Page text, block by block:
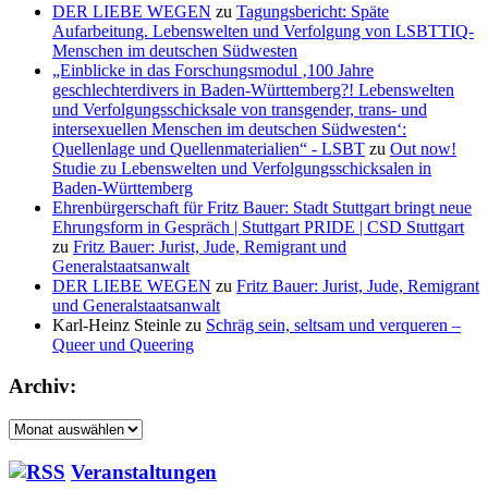
DER LIEBE WEGEN zu Tagungsbericht: Späte
Aufarbeitung. Lebenswelten und Verfolgung von LSBTTIQ-
Menschen im deutschen Südwesten
„Einblicke in das Forschungsmodul ‚100 Jahre
geschlechterdivers in Baden-Württemberg?! Lebenswelten
und Verfolgungsschicksale von transgender, trans- und
intersexuellen Menschen im deutschen Südwesten‘:
Quellenlage und Quellenmaterialien“ - LSBT zu Out now!
Studie zu Lebenswelten und Verfolgungsschicksalen in
Baden-Württemberg
Ehrenbürgerschaft für Fritz Bauer: Stadt Stuttgart bringt neue
Ehrungsform in Gespräch | Stuttgart PRIDE | CSD Stuttgart
zu Fritz Bauer: Jurist, Jude, Remigrant und
Generalstaatsanwalt
DER LIEBE WEGEN zu Fritz Bauer: Jurist, Jude, Remigrant
und Generalstaatsanwalt
Karl-Heinz Steinle zu Schräg sein, seltsam und verqueren –
Queer und Queering
Archiv:
Archiv:
Veranstaltungen